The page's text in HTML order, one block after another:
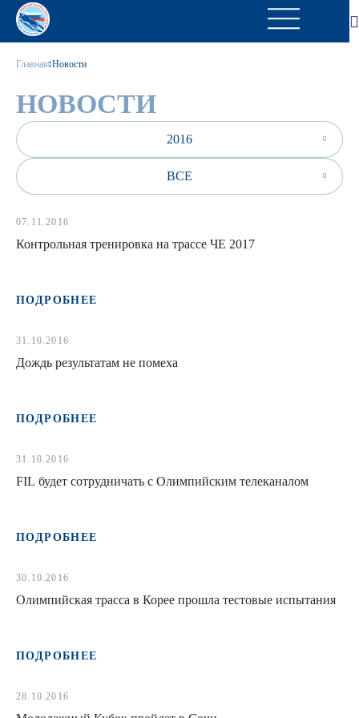
Главная Новости
НОВОСТИ
2016
ВСЕ
07.11.2016
Контрольная тренировка на трассе ЧЕ 2017
ПОДРОБНЕЕ
31.10.2016
Дождь результатам не помеха
ПОДРОБНЕЕ
31.10.2016
FIL будет сотрудничать с Олимпийским телеканалом
ПОДРОБНЕЕ
30.10.2016
Олимпийская трасса в Корее прошла тестовые испытания
ПОДРОБНЕЕ
28.10.2016